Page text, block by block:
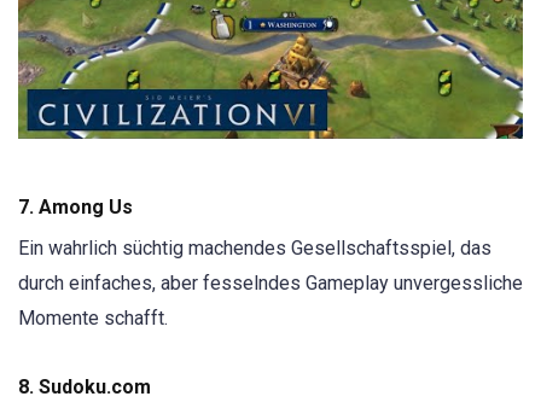
7. Among Us
Ein wahrlich süchtig machendes Gesellschaftsspiel, das
durch einfaches, aber fesselndes Gameplay unvergessliche
Momente schafft.
8. Sudoku.com